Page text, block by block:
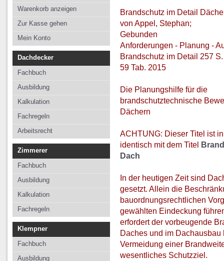
Kalkulation
Fachregeln
Arbeitsrecht
Fachregeln
Fachregeln
Warenkorb anzeigen
Zur Kasse gehen
Mein Konto
Dachdecker
Fachbuch
Ausbildung
Kalkulation
Fachregeln
Arbeitsrecht
Zimmerer
Fachbuch
Ausbildung
Kalkulation
Fachregeln
Klempner
Fachbuch
Ausbildung
Brandschutz im Detail
von Appel, Stephan;
Gebunden
Anforderungen - Planung -
Brandschutz im Detail 257
59 Tab. 2015
Die Planungshilfe für die
brandschutztechnische
Dächern
ACHTUNG: Dieser Titel ist
identisch mit dem Titel
Dach
In der heutigen Zeit sind
gesetzt. Allein die
bauordnungsrechtlichen
gewählten Eindeckung
erfordert der vorbeugende
Daches und im
Vermeidung einer
wesentliches Schutzziel.